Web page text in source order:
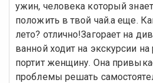
ужин, человека который
положить в твой чай.а еще.
лето? отлично!Загорает на
ванной ходит на экскурсии
портит женщину. Она
проблемы решать